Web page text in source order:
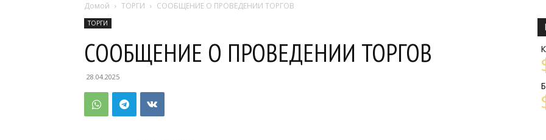
Домой ТОРГИ СООБЩЕНИЕ О ПРОВЕДЕНИИ ТОРГОВ
ТОРГИ
СООБЩЕНИЕ О ПРОВЕДЕНИИ ТОРГОВ
28.04.2025